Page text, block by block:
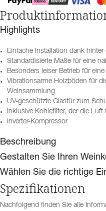
Highlights
Einfache Installation dank
Standardisierte Maße für eine
Besonders leiser Betrieb für
Vibrationsarme Holzböden für
Weinsammlung
UV-geschützte Glastür zum
Inklusive Kohlefilter, der die
Inverter-Kompressor
Beschreibung
Gestalten Sie Ihren
Wählen Sie die richtige
Spezifikationen
Nachfolgend finden Sie alle